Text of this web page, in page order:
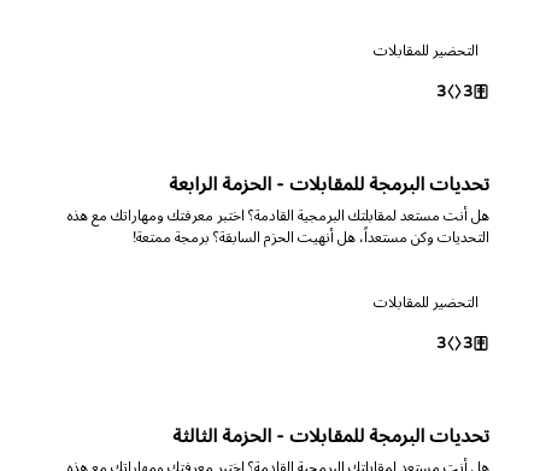
التحضير للمقابلات
3
3
تحديات البرمجة للمقابلات - الحزمة الرابعة
هل أنت مستعد لمقابلتك البرمجية القادمة؟ اختبر معرفتك ومهاراتك مع هذه
التحديات وكن مستعداً، هل أنهيت الحزم السابقة؟ برمجة ممتعة!
التحضير للمقابلات
3
3
تحديات البرمجة للمقابلات - الحزمة الثالثة
هل أنت مستعد لمقابلتك البرمجية القادمة؟ اختبر معرفتك ومهاراتك مع هذه